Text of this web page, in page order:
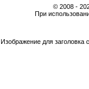
© 2008 -
При
Изображение для